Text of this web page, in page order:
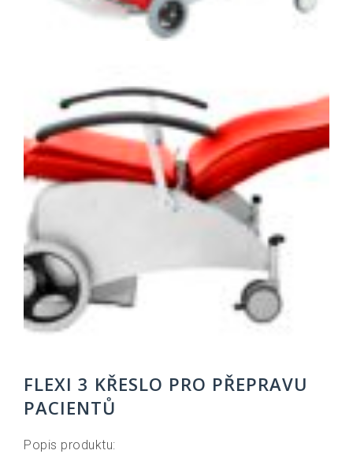
FLEXI 3 KŘESLO PRO PŘEPRAVU
PACIENTŮ
Popis produktu: